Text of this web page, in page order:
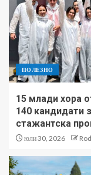
ПОЛЕЗНО
15 млади хора
140 кандидати
стажантска
юли 30, 2026